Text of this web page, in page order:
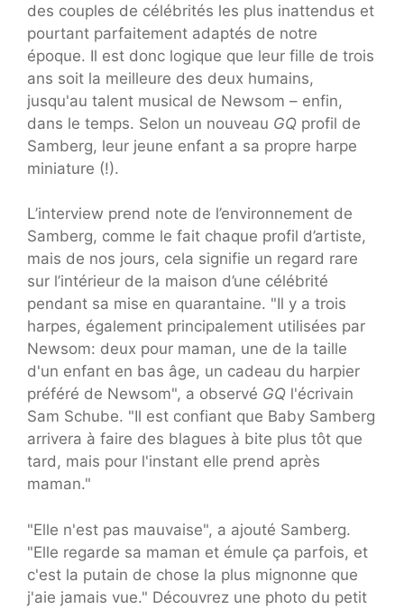
des couples de célébrités les plus inattendus et
pourtant parfaitement adaptés de notre
époque. Il est donc logique que leur fille de trois
ans soit la meilleure des deux humains,
jusqu'au talent musical de Newsom – enfin,
dans le temps. Selon un nouveau GQ profil de
Samberg, leur jeune enfant a sa propre harpe
miniature (!).
L’interview prend note de l’environnement de
Samberg, comme le fait chaque profil d’artiste,
mais de nos jours, cela signifie un regard rare
sur l’intérieur de la maison d’une célébrité
pendant sa mise en quarantaine. "Il y a trois
harpes, également principalement utilisées par
Newsom: deux pour maman, une de la taille
d'un enfant en bas âge, un cadeau du harpier
préféré de Newsom", a observé GQ l'écrivain
Sam Schube. "Il est confiant que Baby Samberg
arrivera à faire des blagues à bite plus tôt que
tard, mais pour l'instant elle prend après
maman."
"Elle n'est pas mauvaise", a ajouté Samberg.
"Elle regarde sa maman et émule ça parfois, et
c'est la putain de chose la plus mignonne que
j'aie jamais vue." Découvrez une photo du petit